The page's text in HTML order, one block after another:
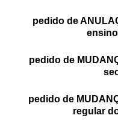
PROFESSORES
pedido de
pedido de
pedido de
regular